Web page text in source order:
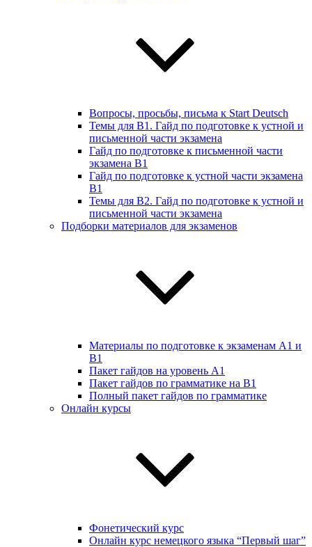
Вопросы, просьбы, письма к Start Deutsch
Темы для B1. Гайд по подготовке к устной и
письменной части экзамена
Гайд по подготовке к письменной части
экзамена B1
Гайд по подготовке к устной части экзамена
B1
Темы для B2. Гайд по подготовке к устной и
письменной части экзамена
Подборки материалов для экзаменов
Материалы по подготовке к экзаменам А1 и
B1
Пакет гайдов на уровень A1
Пакет гайдов по грамматике на B1
Полный пакет гайдов по грамматике
Онлайн курсы
Фонетический курс
Онлайн курс немецкого языка “Первый шаг”